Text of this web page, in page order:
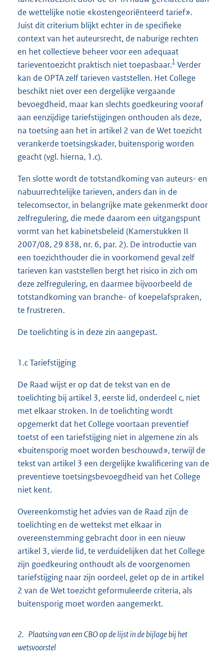
de wettelijke notie «kostengeoriënteerd tarief».
Juist dit criterium blijkt echter in de specifieke
context van het auteursrecht, de naburige rechten
en het collectieve beheer voor een adequaat
tarieventoezicht praktisch niet toepasbaar.1 Verder
kan de OPTA zelf tarieven vaststellen. Het College
beschikt niet over een dergelijke vergaande
bevoegdheid, maar kan slechts goedkeuring vooraf
aan eenzijdige tariefstijgingen onthouden als deze,
na toetsing aan het in artikel 2 van de Wet toezicht
verankerde toetsingskader, buitensporig worden
geacht (vgl. hierna, 1.c).
Ten slotte wordt de totstandkoming van auteurs- en
nabuurrechtelijke tarieven, anders dan in de
telecomsector, in belangrijke mate gekenmerkt door
zelfregulering, die mede daarom een uitgangspunt
vormt van het kabinetsbeleid (Kamerstukken II
2007/08, 29 838, nr. 6, par. 2). De introductie van
een toezichthouder die in voorkomend geval zelf
tarieven kan vaststellen bergt het risico in zich om
deze zelfregulering, en daarmee bijvoorbeeld de
totstandkoming van branche- of koepelafspraken,
te frustreren.
De toelichting is in deze zin aangepast.
1.c Tariefstijging
De Raad wijst er op dat de tekst van en de
toelichting bij artikel 3, eerste lid, onderdeel c, niet
met elkaar stroken. In de toelichting wordt
opgemerkt dat het College voortaan preventief
toetst of een tariefstijging niet in algemene zin als
«buitensporig moet worden beschouwd», terwijl de
tekst van artikel 3 een dergelijke kwalificering van de
preventieve toetsingsbevoegdheid van het College
niet kent.
Overeenkomstig het advies van de Raad zijn de
toelichting en de wettekst met elkaar in
overeenstemming gebracht door in een nieuw
artikel 3, vierde lid, te verduidelijken dat het College
zijn goedkeuring onthoudt als de voorgenomen
tariefstijging naar zijn oordeel, gelet op de in artikel
2 van de Wet toezicht geformuleerde criteria, als
buitensporig moet worden aangemerkt.
2. Plaatsing van een CBO op de lijst in de bijlage bij het
wetsvoorstel